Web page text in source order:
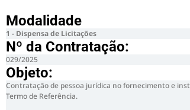
Modalidade
1 - Dispensa de Licitações
Nº da Contratação:
029/2025
Objeto:
Contratação de pessoa jurídica no fornecimento e
Termo de Referência.